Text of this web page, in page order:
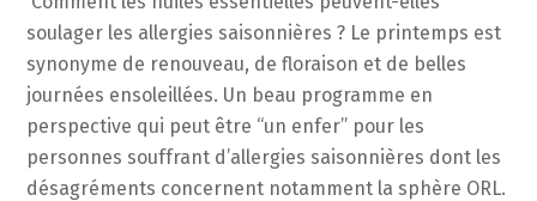
soulager les allergies saisonnières ? Le printemps est
synonyme de renouveau, de floraison et de belles
journées ensoleillées. Un beau programme en
perspective qui peut être “un enfer” pour les
personnes souffrant d’allergies saisonnières dont les
désagréments concernent notamment la sphère ORL.